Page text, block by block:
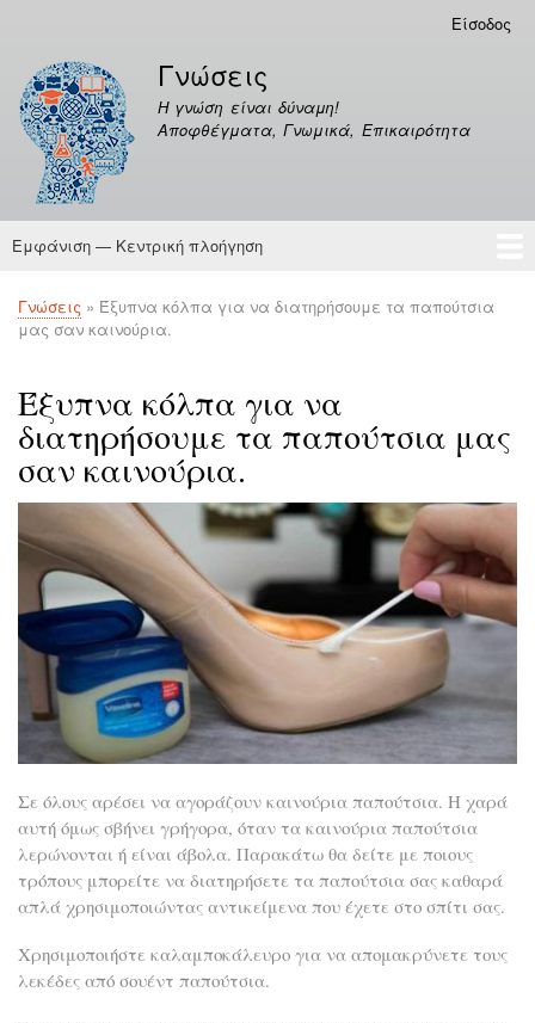
περιεχόμενο
λογαριασμού
χρήστη
Είσοδος
Γνώσεις
Η γνώση είναι δύναμη!
Αποφθέγματα, Γνωμικά, Επικαιρότητα
Κεντρική
Εμφάνιση — Κεντρική πλοήγηση
Γνώσεις
Αποφθέγματα
Breadcrumb
Γνώσεις
Έξυπνα κόλπα για να διατηρήσουμε τα παπούτσια
μας σαν καινούρια.
Έξυπνα κόλπα για να
διατηρήσουμε τα παπούτσια μας
σαν καινούρια.
Σε όλους αρέσει να αγοράζουν καινούρια παπούτσια. Η χαρά
αυτή όμως σβήνει γρήγορα, όταν τα καινούρια παπούτσια
λερώνονται ή είναι άβολα. Παρακάτω θα δείτε με ποιους
τρόπους μπορείτε να διατηρήσετε τα παπούτσια σας καθαρά
απλά χρησιμοποιώντας αντικείμενα που έχετε στο σπίτι σας.
Χρησιμοποιήστε καλαμποκάλευρο για να απομακρύνετε τους
λεκέδες από σουέντ παπούτσια.